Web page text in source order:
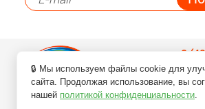
8
Заказ
🔒 Мы используем файлы cookie для
сайта. Продолжая использование, вы
нашей политикой конфиденциальности.